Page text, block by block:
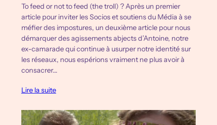
To feed or not to feed (the troll) ? Après un premier
article pour inviter les Socios et soutiens du Média à se
méfier des impostures, un deuxième article pour nous
démarquer des agissements abjects d’Antoine, notre
ex-camarade qui continue à usurper notre identité sur
les réseaux, nous espérions vraiment ne plus avoir à
consacrer…
Lire la suite